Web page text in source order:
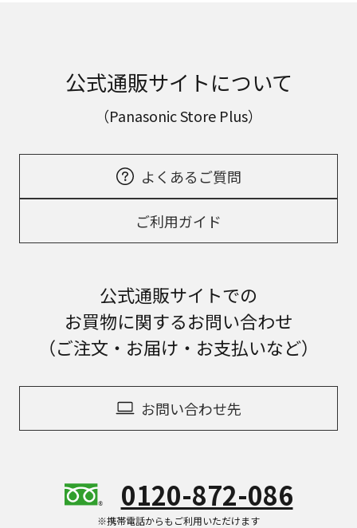
公式通販サイトについて
（Panasonic Store Plus）
よくあるご質問
ご利用ガイド
公式通販サイトでの
お買物に関するお問い合わせ
（ご注文・お届け・お支払いなど）
お問い合わせ先
0120-872-086
※携帯電話からもご利用いただけます